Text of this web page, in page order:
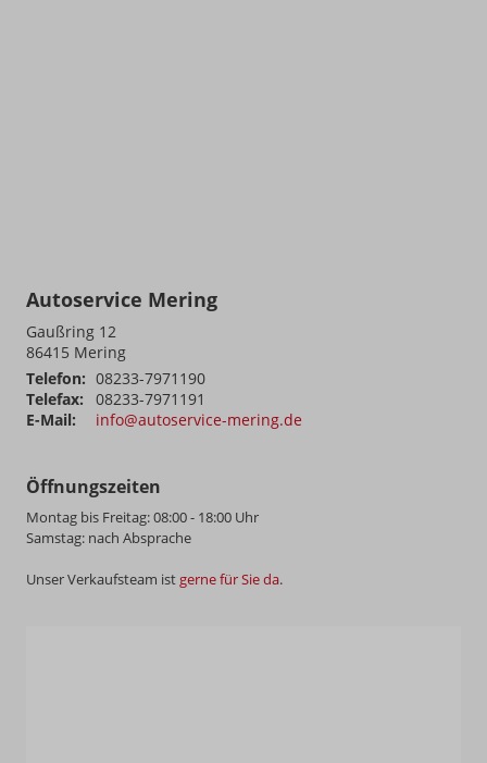
Autoservice Mering
Gaußring 12
86415 Mering
Telefon: 08233-7971190
Telefax:
08233-7971191
E-Mail:
info@autoservice-mering.de
Öffnungszeiten
Montag bis Freitag: 08:00 - 18:00 Uhr
Samstag: nach Absprache
Unser Verkaufsteam ist gerne für Sie da.